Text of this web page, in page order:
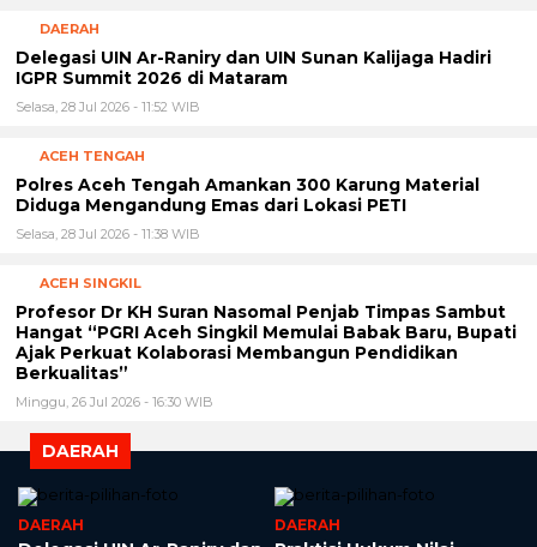
DAERAH
Delegasi UIN Ar-Raniry dan UIN Sunan Kalijaga Hadiri
IGPR Summit 2026 di Mataram
Selasa, 28 Jul 2026 - 11:52 WIB
ACEH TENGAH
Polres Aceh Tengah Amankan 300 Karung Material
Diduga Mengandung Emas dari Lokasi PETI
Selasa, 28 Jul 2026 - 11:38 WIB
ACEH SINGKIL
Profesor Dr KH Suran Nasomal Penjab Timpas Sambut
Hangat “PGRI Aceh Singkil Memulai Babak Baru, Bupati
Ajak Perkuat Kolaborasi Membangun Pendidikan
Berkualitas”
Minggu, 26 Jul 2026 - 16:30 WIB
DAERAH
DAERAH DAERAH